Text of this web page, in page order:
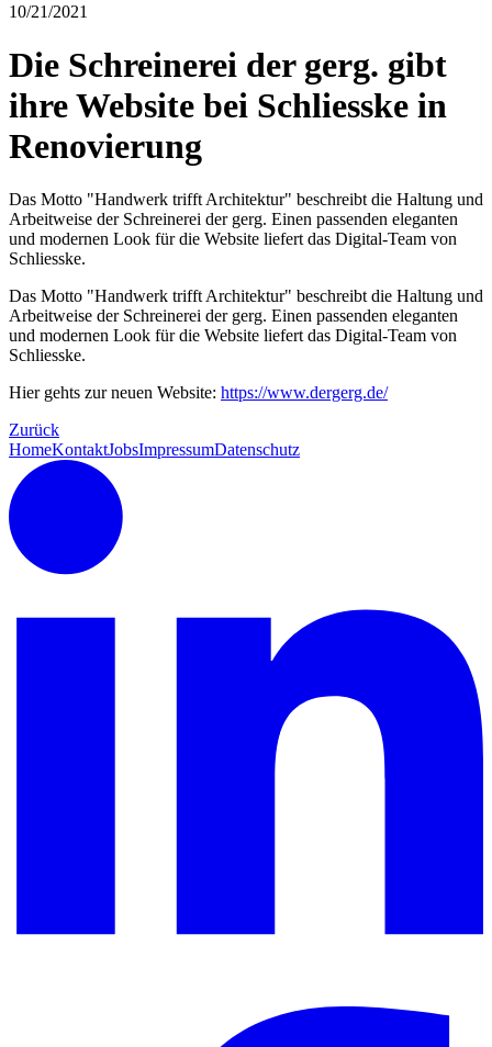
10/21/2021
Die Schreinerei der gerg. gibt
ihre Website bei Schliesske in
Renovierung
Das Motto "Handwerk trifft Architektur" beschreibt die Haltung und
Arbeitweise der Schreinerei der gerg. Einen passenden eleganten
und modernen Look für die Website liefert das Digital-Team von
Schliesske.
Das Motto "Handwerk trifft Architektur" beschreibt die Haltung und
Arbeitweise der Schreinerei der gerg. Einen passenden eleganten
und modernen Look für die Website liefert das Digital-Team von
Schliesske.
Hier gehts zur neuen Website: https://www.dergerg.de/
Zurück
HomeKontaktJobsImpressumDatenschutz